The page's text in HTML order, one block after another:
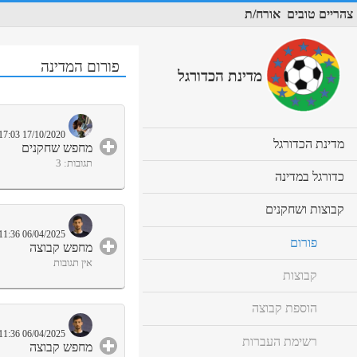
צהריים טובים אורח/ת
פורום המדינה
17/10/2020 17:03
מחפש שחקנים
תגובות: 3
expand
contents
06/04/2025 11:36
מחפש קבוצה
אין תגובות
expand
contents
06/04/2025 11:36
מחפש קבוצה
מדינת הכדורגל
מדינת הכדורגל
to
כדורגל במדינה
to
קבוצות ושחקנים
to
פורום
קבוצות
הוספת קבוצה
רשימת העברות